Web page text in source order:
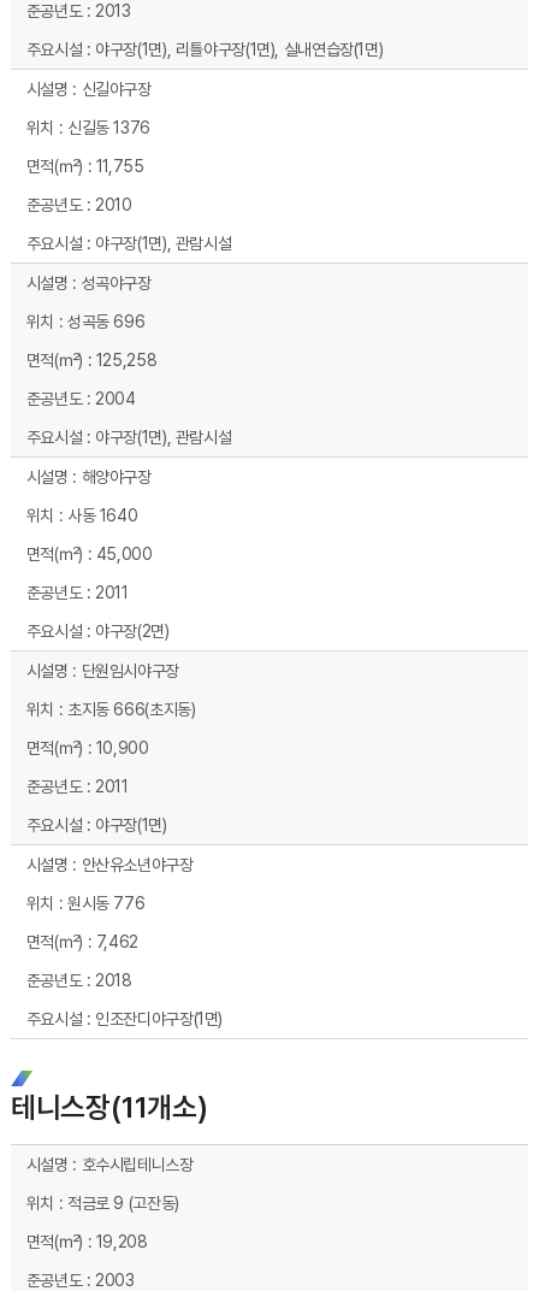
2013
야구장(1면), 리틀야구장(1면), 실내연습장(1면)
신길야구장
신길동 1376
11,755
2010
야구장(1면), 관람시설
성곡야구장
성곡동 696
125,258
2004
야구장(1면), 관람시설
해양야구장
사동 1640
45,000
2011
야구장(2면)
단원임시야구장
초지동 666(초지동)
10,900
2011
야구장(1면)
안산유소년야구장
원시동 776
7,462
2018
인조잔디야구장(1면)
테니스장(11개소)
호수시립테니스장
적금로 9 (고잔동)
19,208
2003